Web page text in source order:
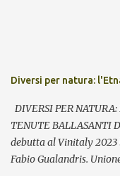
dei contrassegni di
pezzi imbottigliati, a
Rilevante l’effetto
dell’anteprima di
Diversi per natura:
DIVERSI PER
TENUTE BALLASANTI
debutta al Vinitaly 2023
Fabio Gualandris.